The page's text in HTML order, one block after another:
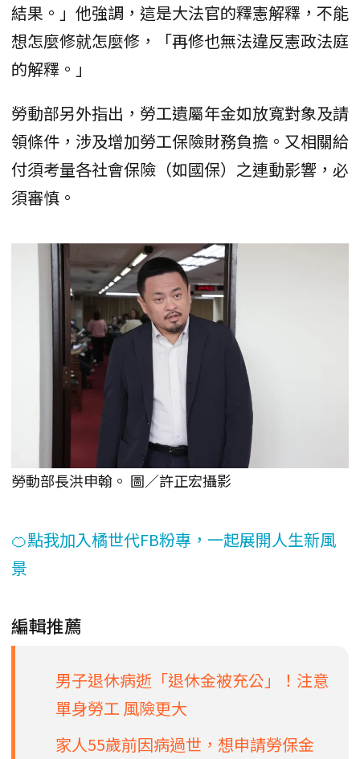
結果。」他強調，這是大法官的釋憲解釋，不能
想怎麼修就怎麼修，「再修也無法違反憲政法庭
的解釋。」
勞動部另外指出，勞工遺屬年金如放寬對象及請
領條件，涉及增加勞工保險財務負擔。又相關給
付須考量各社會保險（如國保）之連動影響，必
須審慎。
勞動部長洪申翰。 圖／許正宏攝影
🍊點我加入橘世代FB粉專，一起展開人生新風
景
編輯推薦
男子退休病逝「退休金被充公」！注意
單身勞工 風險更大
家人55歲前因病過世，想申請勞保金